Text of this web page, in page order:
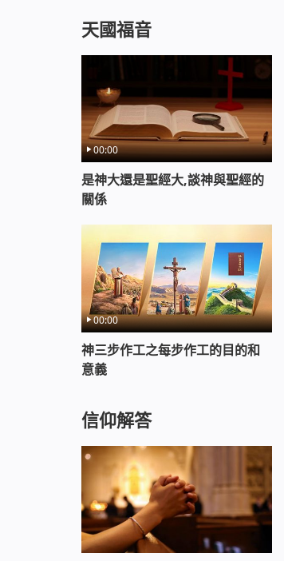
天國福音
00:00
是神大還是聖經大,談神與聖經的
關係
00:00
神三步作工之每步作工的目的和
意義
信仰解答